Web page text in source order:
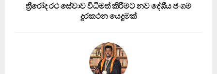
ත්‍රීරෝද රථ සේවාව විධිමත් කිරීමට නව දේශීය ජංගම
දුරකථන යෙදුමක්